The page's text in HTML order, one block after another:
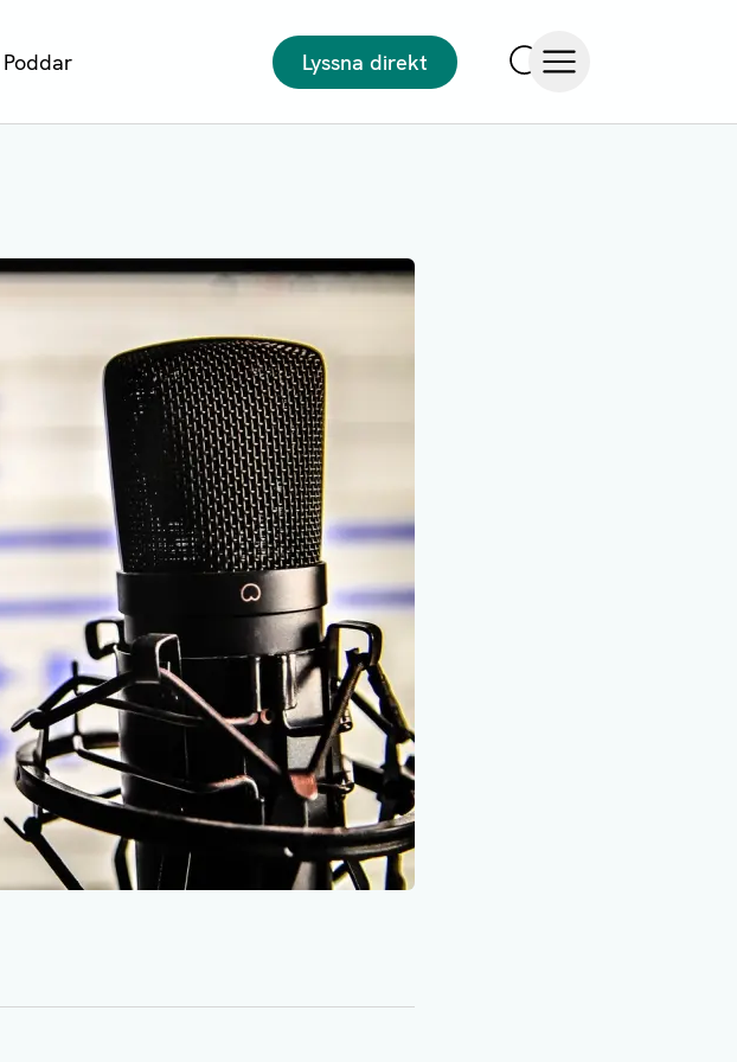
Poddar
Lyssna direkt